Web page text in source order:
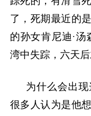
了，死期最近的是
的孙女肯尼迪·汤
湾中失踪，六天后
为什么会出现
很多人认为是他